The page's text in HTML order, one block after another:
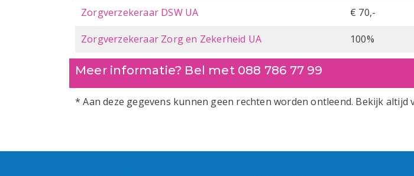
Zorgverzekeraar DSW UA € 70,-
Zorgverzekeraar Zorg en Zekerheid UA 100%
Meer informatie? Bel met 088 786 77 99
* Aan deze gegevens kunnen geen rechten worden ontleend. Bekijk